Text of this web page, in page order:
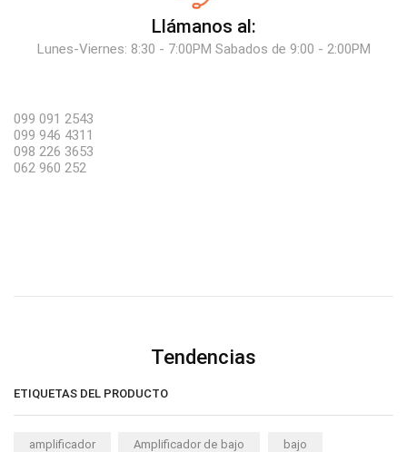
Llámanos al:
Lunes-Viernes: 8:30 - 7:00PM Sabados de 9:00 - 2:00PM
099 091 2543
099 946 4311
098 226 3653
062 960 252
Tendencias
ETIQUETAS DEL PRODUCTO
amplificador Amplificador de bajo bajo